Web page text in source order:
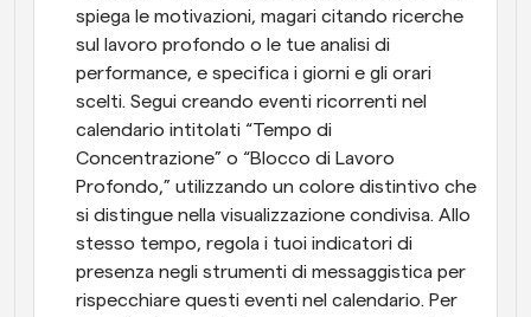
spiega le motivazioni, magari citando ricerche
sul lavoro profondo o le tue analisi di
performance, e specifica i giorni e gli orari
scelti. Segui creando eventi ricorrenti nel
calendario intitolati “Tempo di
Concentrazione” o “Blocco di Lavoro
Profondo,” utilizzando un colore distintivo che
si distingue nella visualizzazione condivisa. Allo
stesso tempo, regola i tuoi indicatori di
presenza negli strumenti di messaggistica per
rispecchiare questi eventi nel calendario. Per